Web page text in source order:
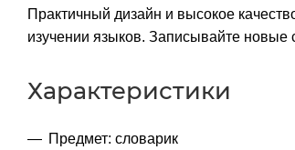
Практичный дизайн и высокое
изучении языков. Записывайте новые
Характеристики
Предмет: словарик